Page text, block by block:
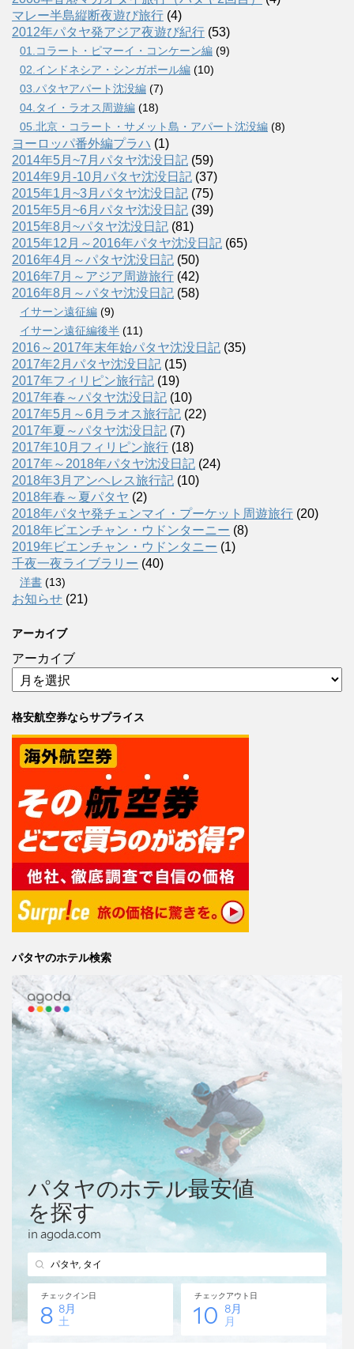
マレー半島縦断夜遊び旅行 (4)
2012年パタヤ発アジア夜遊び紀行 (53)
01.コラート・ピマーイ・コンケーン編 (9)
02.インドネシア・シンガポール編 (10)
03.パタヤアパート沈没編 (7)
04.タイ・ラオス周遊編 (18)
05.北京・コラート・サメット島・アパート沈没編 (8)
ヨーロッパ番外編プラハ (1)
2014年5月~7月パタヤ沈没日記 (59)
2014年9月-10月パタヤ沈没日記 (37)
2015年1月~3月パタヤ沈没日記 (75)
2015年5月~6月パタヤ沈没日記 (39)
2015年8月~パタヤ沈没日記 (81)
2015年12月～2016年パタヤ沈没日記 (65)
2016年4月～パタヤ沈没日記 (50)
2016年7月～アジア周遊旅行 (42)
2016年8月～パタヤ沈没日記 (58)
イサーン遠征編 (9)
イサーン遠征編後半 (11)
2016～2017年末年始パタヤ沈没日記 (35)
2017年2月パタヤ沈没日記 (15)
2017年フィリピン旅行記 (19)
2017年春～パタヤ沈没日記 (10)
2017年5月～6月ラオス旅行記 (22)
2017年夏～パタヤ沈没日記 (7)
2017年10月フィリピン旅行 (18)
2017年～2018年パタヤ沈没日記 (24)
2018年3月アンヘレス旅行記 (10)
2018年春～夏パタヤ (2)
2018年パタヤ発チェンマイ・プーケット周遊旅行 (20)
2018年ビエンチャン・ウドンターニー (8)
2019年ビエンチャン・ウドンタニー (1)
千夜一夜ライブラリー (40)
洋書 (13)
お知らせ (21)
アーカイブ
アーカイブ
格安航空券ならサプライス
パタヤのホテル検索